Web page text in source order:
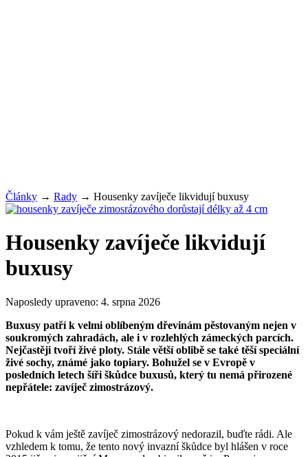
Články → Rady → Housenky zavíječe likvidují buxusy
Housenky zavíječe likvidují
buxusy
Naposledy upraveno: 4. srpna 2026
Buxusy patří k velmi oblíbeným dřevinám pěstovaným nejen v
soukromých zahradách, ale i v rozlehlých zámeckých parcích.
Nejčastěji tvoří živé ploty. Stále větší oblibě se také těší speciální
živé sochy, známé jako topiary. Bohužel se v Evropě v
posledních letech šíři škůdce buxusů, který tu nemá přirozené
nepřátele: zavíječ zimostrázový.
Pokud k vám ještě zavíječ zimostrázový nedorazil, buďte rádi. Ale
vzhledem k tomu, že tento nový invazní škůdce byl hlášen v roce